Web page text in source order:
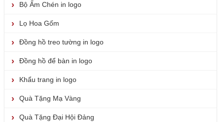
Bộ Ấm Chén in logo
Lọ Hoa Gốm
Đồng hồ treo tường in logo
Đồng hồ để bàn in logo
Khẩu trang in logo
Quà Tặng Mạ Vàng
Quà Tặng Đại Hội Đảng